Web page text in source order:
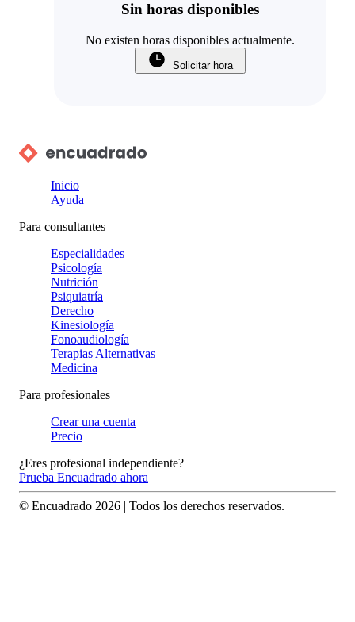
Sin horas disponibles
No existen horas disponibles actualmente.
Solicitar hora
Inicio
Ayuda
Para consultantes
Especialidades
Psicología
Nutrición
Psiquiatría
Derecho
Kinesiología
Fonoaudiología
Terapias Alternativas
Medicina
Para profesionales
Crear una cuenta
Precio
¿Eres profesional independiente?
Prueba Encuadrado ahora
© Encuadrado 2026 | Todos los derechos reservados.